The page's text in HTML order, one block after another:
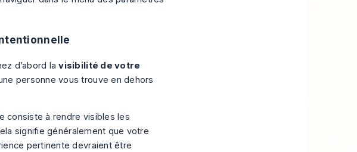
d’abord lavisibilité de votre
personne vous trouve en dehors
consiste à rendre visibles les
signifie généralement que votre
pertinente devraient être